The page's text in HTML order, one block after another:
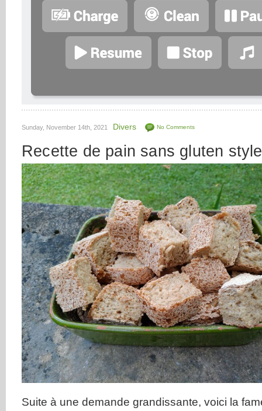
Sunday, November 14th, 2021 Divers No Comments
Recette de pain sans gluten
Suite à une demande grandissante, voici la